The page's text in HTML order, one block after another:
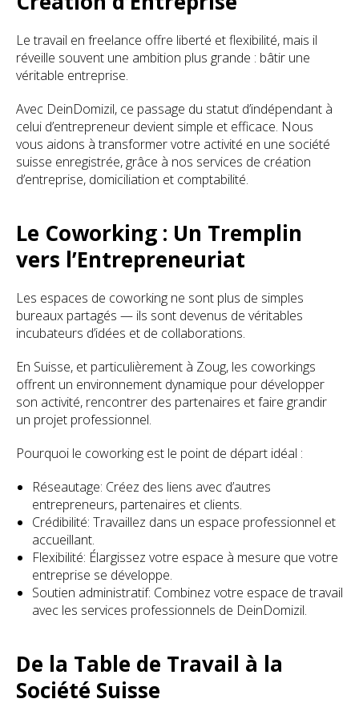
Le travail en freelance offre liberté et flexibilité, mais il
réveille souvent une ambition plus grande : bâtir une
véritable entreprise.
Avec DeinDomizil, ce passage du statut d’indépendant à
celui d’entrepreneur devient simple et efficace. Nous
vous aidons à transformer votre activité en une société
suisse enregistrée, grâce à nos services de création
d’entreprise, domiciliation et comptabilité.
Le Coworking : Un Tremplin
vers l’Entrepreneuriat
Les espaces de coworking ne sont plus de simples
bureaux partagés — ils sont devenus de véritables
incubateurs d’idées et de collaborations.
En Suisse, et particulièrement à Zoug, les coworkings
offrent un environnement dynamique pour développer
son activité, rencontrer des partenaires et faire grandir
un projet professionnel.
Pourquoi le coworking est le point de départ idéal :
Réseautage: Créez des liens avec d’autres
entrepreneurs, partenaires et clients.
Crédibilité: Travaillez dans un espace professionnel et
accueillant.
Flexibilité: Élargissez votre espace à mesure que votre
entreprise se développe.
Soutien administratif: Combinez votre espace de travail
avec les services professionnels de DeinDomizil.
De la Table de Travail à la
Société Suisse